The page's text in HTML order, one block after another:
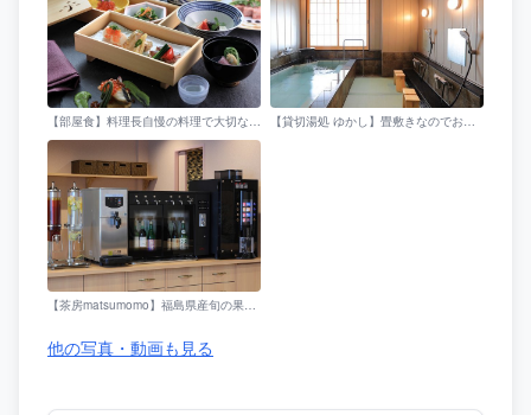
【部屋食】料理長自慢の料理で大切な人とお部屋でゆっくり・・・。 【貸切湯処 ゆかし】畳敷きなのでお子様、高齢者の方も安心です。カップルやご家族にも人気です。
【茶房matsumomo】福島県産旬の果物を使ったクラフトドリンクや地酒が飲み放題！是非お楽しみ下さい！
他の写真・動画も見る